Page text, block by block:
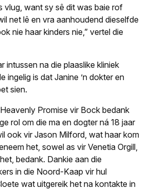
vlug, want sy sê dit was baie rof
net lê en vra aanhoudend dieselfde
nie haar kinders nie,” vertel die
intussen na die plaaslike kliniek
ingelig is dat Janine ’n dokter en
sien.
Promise vir Bock bedank
rol om die ma en dogter ná 18 jaar
ook vir Jason Milford, wat haar kom
het, sowel as vir Venetia Orgill,
bedank. Dankie aan die
in die Noord-Kaap vir hul
wat uitgereik het na kontakte in